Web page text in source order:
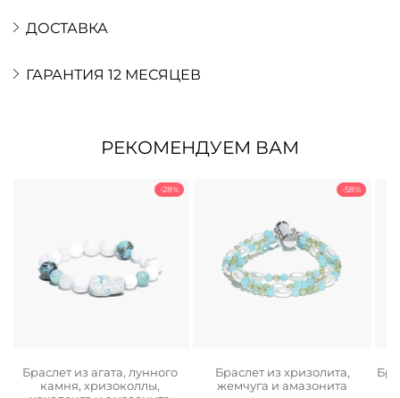
ДОСТАВКА
ГАРАНТИЯ 12 МЕСЯЦЕВ
РЕКОМЕНДУЕМ ВАМ
-28%
Браслет из агата, лунного
камня, хризоколлы,
-58%
Браслет из хризолита,
жемчуга и амазонита